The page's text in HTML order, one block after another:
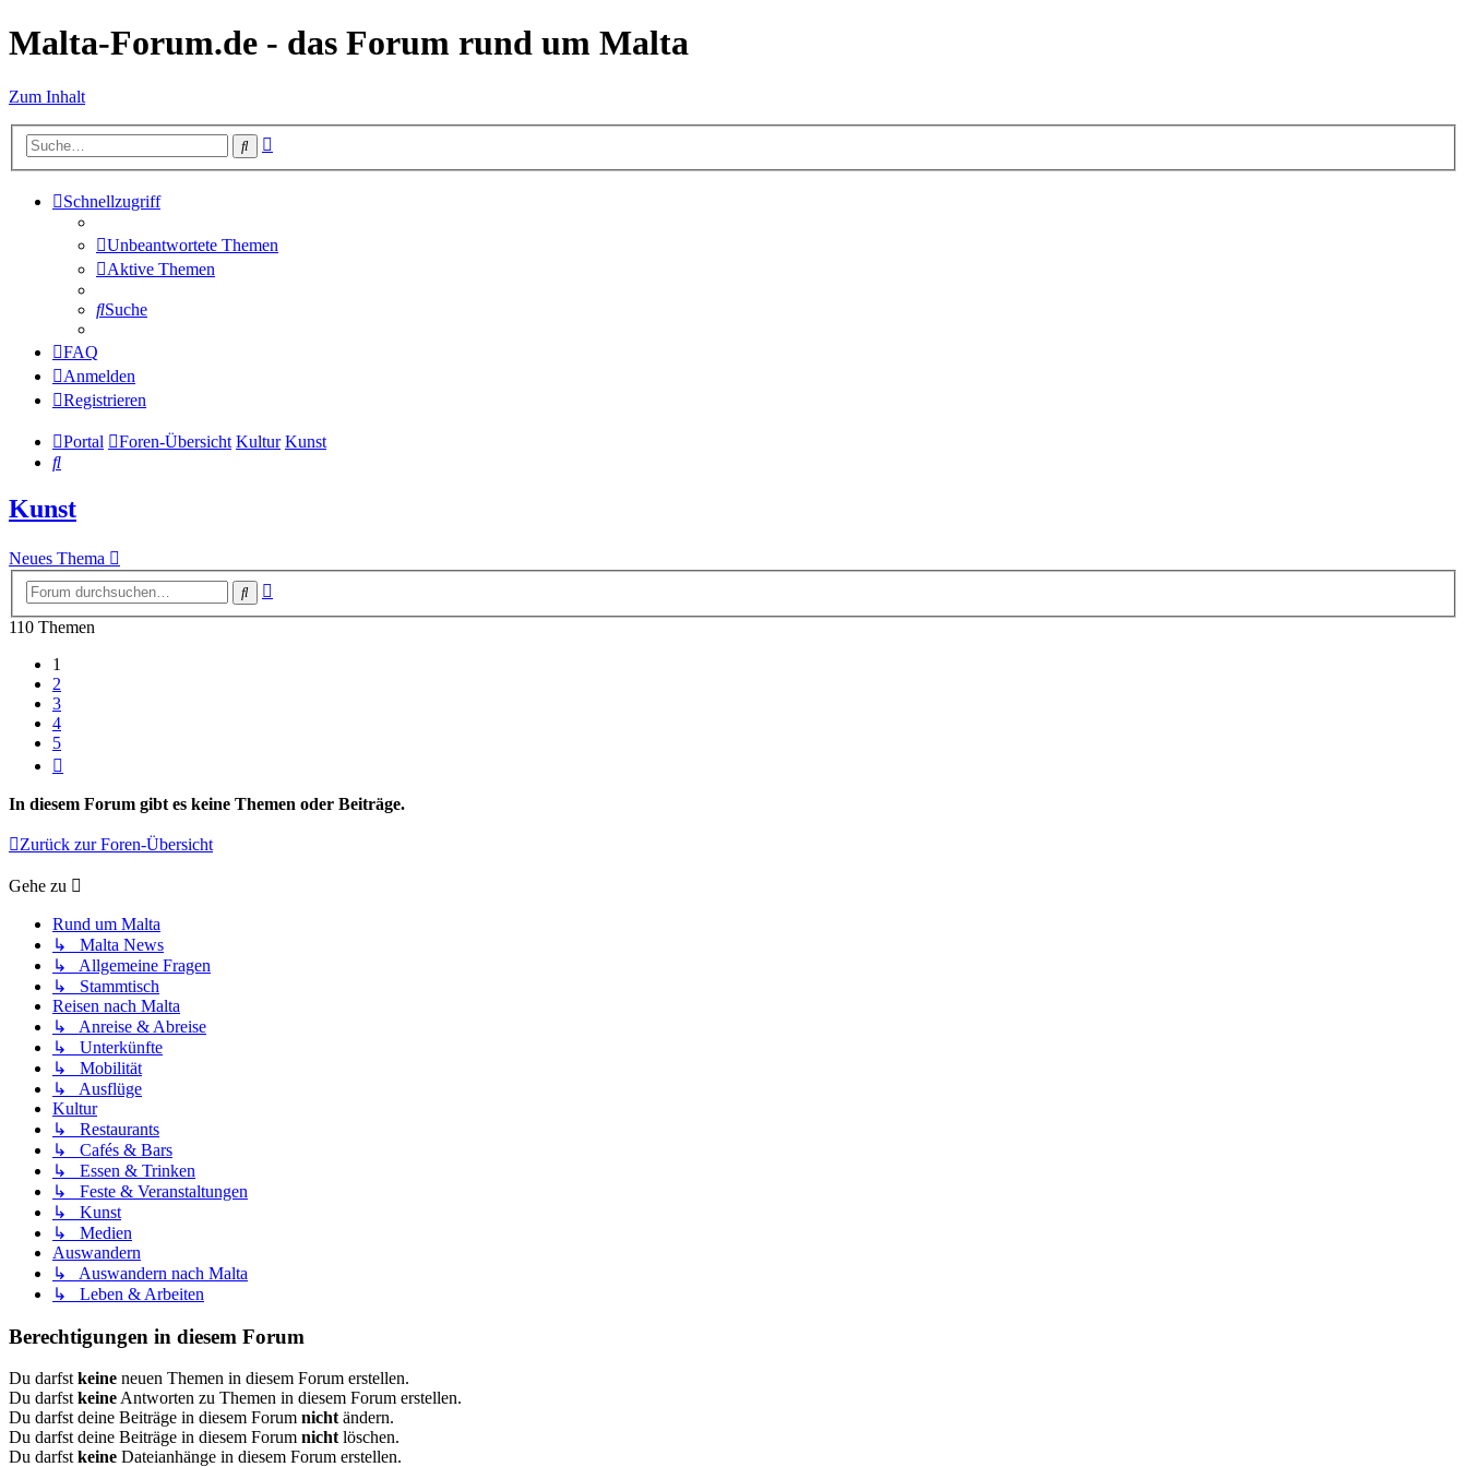
Malta-Forum.de - das Forum rund um Malta
Zum Inhalt
Suche
Schnellzugriff
Unbeantwortete Themen
Aktive Themen
Suche
FAQ
Anmelden
Registrieren
Portal Foren-Übersicht Kultur Kunst
Suche
Kunst
Neues Thema
Suche
110 Themen
1
2
3
4
5
In diesem Forum gibt es keine Themen oder Beiträge.
Zurück zur Foren-Übersicht
Gehe zu
Rund um Malta
↳ Malta News
↳ Allgemeine Fragen
↳ Stammtisch
Reisen nach Malta
↳ Anreise & Abreise
↳ Unterkünfte
↳ Mobilität
↳ Ausflüge
Kultur
↳ Restaurants
↳ Cafés & Bars
↳ Essen & Trinken
↳ Feste & Veranstaltungen
↳ Kunst
↳ Medien
Auswandern
↳ Auswandern nach Malta
↳ Leben & Arbeiten
Berechtigungen in diesem Forum
Du darfst keine neuen Themen in diesem Forum erstellen.
Du darfst keine Antworten zu Themen in diesem Forum erstellen.
Du darfst deine Beiträge in diesem Forum nicht ändern.
Du darfst deine Beiträge in diesem Forum nicht löschen.
Du darfst keine Dateianhänge in diesem Forum erstellen.